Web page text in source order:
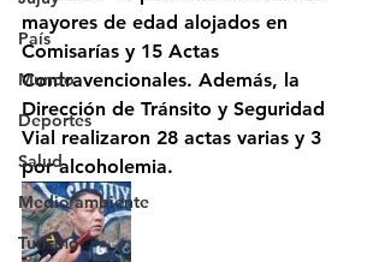
País
Mundo
Deportes
Salud
Medio ambiente
Turismo
mayores de edad alojados en
Comisarías y 15 Actas
Contravencionales. Además, la
Dirección de Tránsito y Seguridad
Vial realizaron 28 actas varias y 3
por alcoholemia.